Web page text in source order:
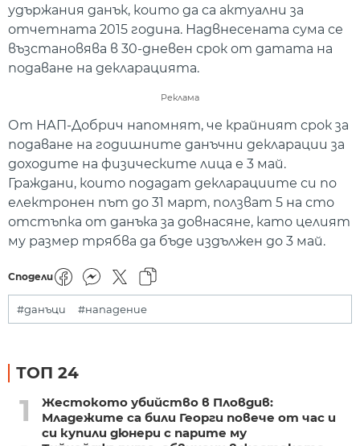
удържания данък, които да са актуални за
отчетната 2015 година. Надвнесената сума се
възстановява в 30-дневен срок от датата на
подаване на декларацията.
Реклама
От НАП-Добрич напомнят, че крайният срок за
подаване на годишните данъчни декларации за
доходите на физическите лица е 3 май.
Граждани, които подадат декларациите си по
електронен път до 31 март, ползват 5 на сто
отстъпка от данъка за довнасяне, като целият
му размер трябва да бъде издължен до 3 май.
Сподели
#данъци #нападение
ТОП 24
1
Жестокото убийство в Пловдив:
Младежите са били Георги повече от час и
си купили дюнери с парите му